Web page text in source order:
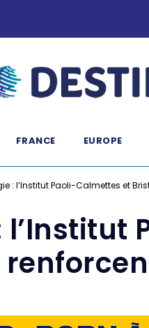
FRANCE EUROPE
: l’Institut Paoli-Calmettes et